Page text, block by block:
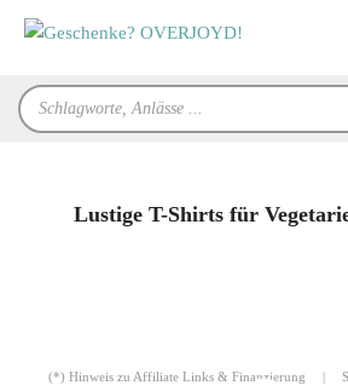
Inhalt
Products
search
Lustige T-Shirts für
(*) Hinweis zu Affiliate Links & Finanzierung |